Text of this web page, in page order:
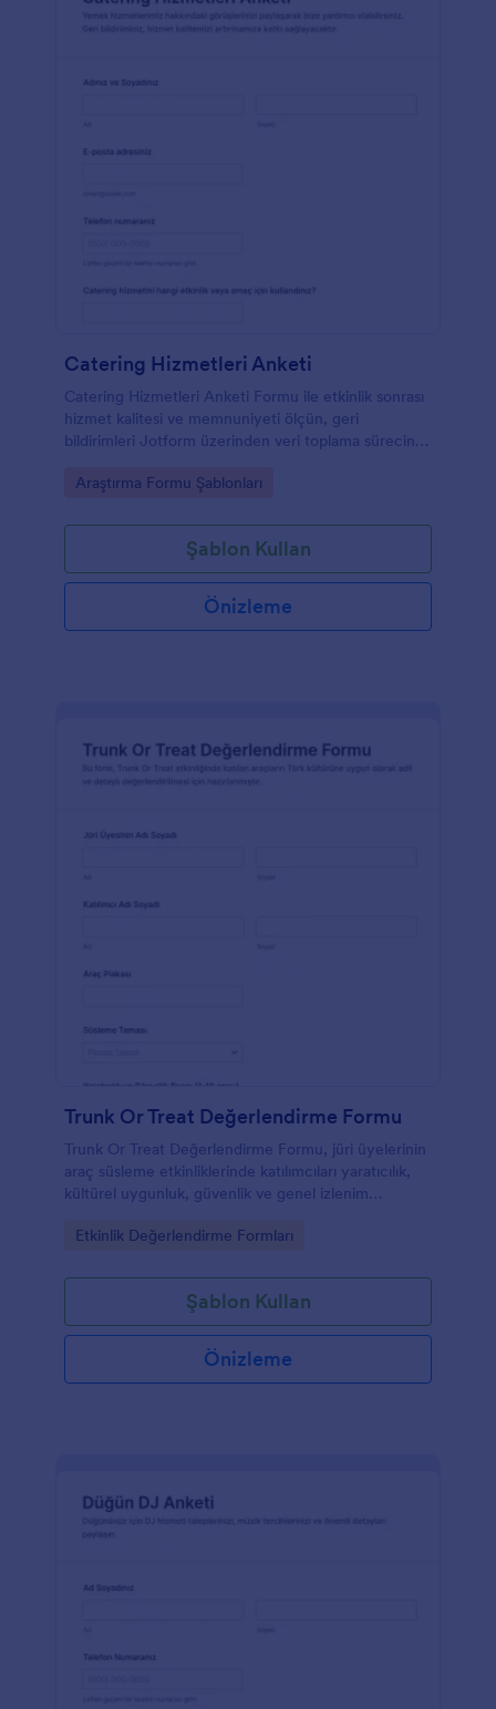
Catering Hizmetleri Anketi
Catering Hizmetleri Anketi Formu ile etkinlik sonrası
hizmet kalitesi ve memnuniyeti ölçün, geri
bildirimleri Jotform üzerinden veri toplama sürecine
Go to Category:
Araştırma Formu Şablonları
Şablon Kullan
Önizleme
Trunk Or Treat Değerlendirme Formu
Trunk Or Treat Değerlendirme Formu, jüri üyelerinin
araç süsleme etkinliklerinde katılımcıları yaratıcılık,
kültürel uygunluk, güvenlik ve genel izlenim
Go to Category:
Etkinlik Değerlendirme Formları
Şablon Kullan
Önizleme